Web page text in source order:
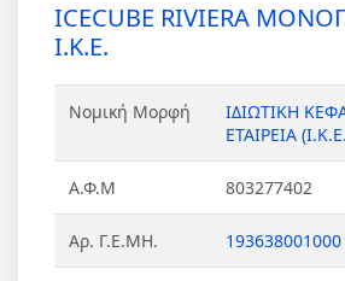
ICECUBE RIVIERA
Ι.Κ.Ε.
Νομική Μορφή
ΙΔΙΩΤΙΚΗ
ΕΤΑΙΡΕΙΑ
Α.Φ.Μ 803277402
Αρ. Γ.Ε.ΜΗ.